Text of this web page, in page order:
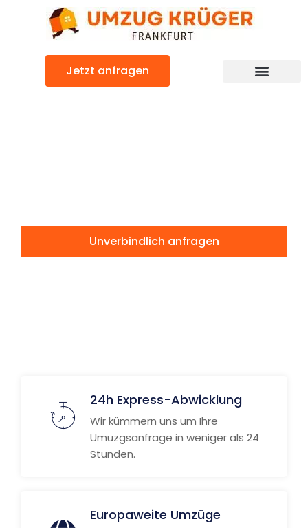
Jetzt anfragen
Unverbindlich anfragen
24h Express-Abwicklung
Wir kümmern uns um Ihre
Umuzgsanfrage in weniger als 24
Stunden.
Europaweite Umzüge